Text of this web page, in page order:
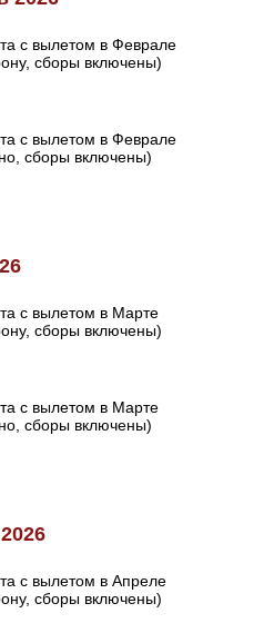
с вылетом в Феврале
сборы включены)
с вылетом в Феврале
сборы включены)
с вылетом в Марте
сборы включены)
с вылетом в Марте
сборы включены)
с вылетом в Апреле
сборы включены)